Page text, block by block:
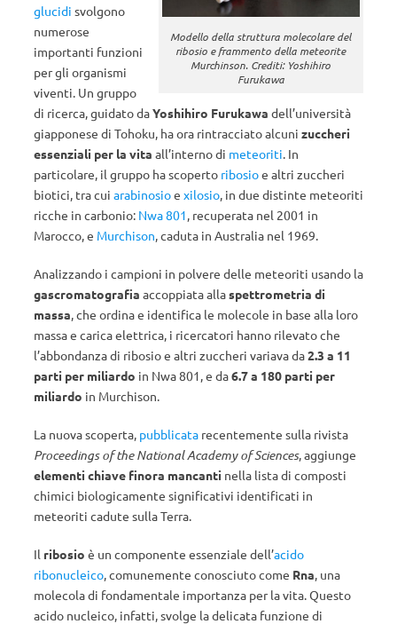
Modello della struttura molecolare del
ribosio e frammento della meteorite
Murchinson. Crediti: Yoshihiro
Furukawa
glucidi svolgono
numerose
importanti funzioni
per gli organismi
viventi. Un gruppo
di ricerca, guidato daYoshihiro Furukawa dell’università
giapponese di Tohoku, ha ora rintracciato alcuni zuccheri
essenziali per la vita all’interno di meteoriti. In
particolare, il gruppo ha scoperto ribosioe altri zuccheri
biotici, tra cui arabinosioe xilosio, in due distinte meteoriti
ricche in carbonio: Nwa 801, recuperata nel 2001 in
Marocco, e Murchison, caduta in Australia nel 1969.
Analizzando i campioni in polvere delle meteoriti usando la
gascromatografia accoppiata allaspettrometria di
massa, che ordina e identifica le molecole in base alla loro
massa e carica elettrica, i ricercatori hanno rilevato che
l’abbondanza di ribosio e altri zuccheri variava da2.3 a 11
parti per miliardo in Nwa 801, e da6.7 ​​a 180 parti per
miliardo in Murchison.
La nuova scoperta, pubblicata recentemente sulla rivista
Proceedings of the National Academy of Sciences, aggiunge
elementi chiave finora mancanti nella lista di composti
chimici biologicamente significativi identificati in
meteoriti cadute sulla Terra.
Il ribosio è un componente essenziale dell’acido
ribonucleico, comunemente conosciuto come Rna, una
molecola di fondamentale importanza per la vita. Questo
acido nucleico, infatti, svolge la delicata funzione di